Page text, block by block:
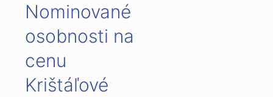
Nominované
osobnosti na
cenu
Krištáľové